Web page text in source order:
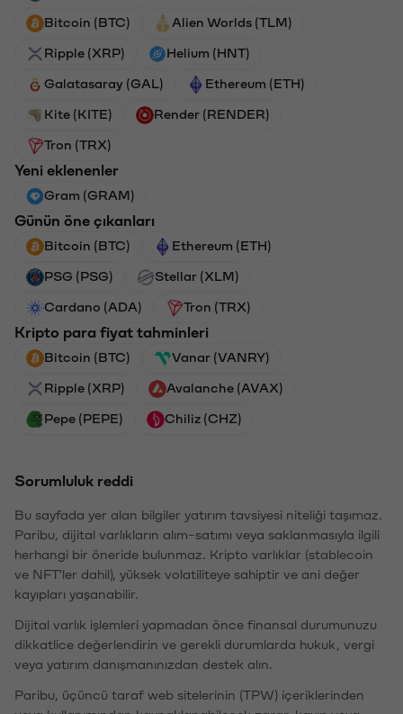
Bitcoin (BTC) Alien Worlds (TLM)
Ripple (XRP) Helium (HNT)
Galatasaray (GAL) Ethereum (ETH)
Kite (KITE) Render (RENDER)
Tron (TRX)
Yeni eklenenler
Gram (GRAM)
Günün öne çıkanları
Bitcoin (BTC) Ethereum (ETH)
PSG (PSG) Stellar (XLM)
Cardano (ADA) Tron (TRX)
Kripto para fiyat tahminleri
Bitcoin (BTC) Vanar (VANRY)
Ripple (XRP) Avalanche (AVAX)
Pepe (PEPE) Chiliz (CHZ)
Sorumluluk reddi
Bu sayfada yer alan bilgiler yatırım tavsiyesi niteliği taşımaz.
Paribu, dijital varlıkların alım-satımı veya saklanmasıyla ilgili
herhangi bir öneride bulunmaz. Kripto varlıklar (stablecoin
ve NFT'ler dahil), yüksek volatiliteye sahiptir ve ani değer
kayıpları yaşanabilir.
Dijital varlık işlemleri yapmadan önce finansal durumunuzu
dikkatlice değerlendirin ve gerekli durumlarda hukuk, vergi
veya yatırım danışmanınızdan destek alın.
Paribu, üçüncü taraf web sitelerinin (TPW) içeriklerinden